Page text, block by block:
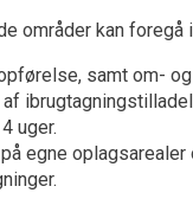
områder kan
samt om-
uger.
egne